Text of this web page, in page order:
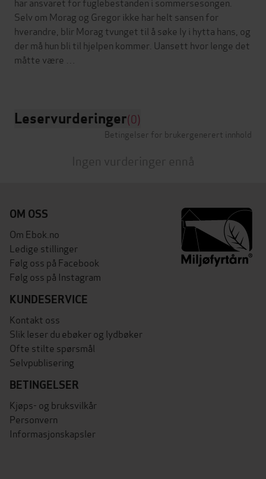
Selv om Morag og Gregor ikke har helt sansen for
hverandre, blir Morag tvunget til å søke ly i hytta hans, og
der må hun bli til hjelpen kommer. Uansett hvor lenge det
måtte være …
Leservurderinger(0)
Betingelser for brukergenerert innhold
Ingen vurderinger ennå
OM OSS
Om Ebok.no
Ledige stillinger
Følg oss på Facebook
Følg oss på Instagram
KUNDESERVICE
Kontakt oss
Slik leser du ebøker og lydbøker
Ofte stilte spørsmål
Selvpublisering
BETINGELSER
Kjøps- og bruksvilkår
Personvern
Informasjonskapsler